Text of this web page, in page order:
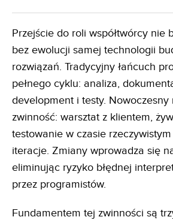
Przejście do roli współtwórcy nie
bez ewolucji samej technologii
rozwiązań. Tradycyjny łańcuch
pełnego cyklu: analiza,
development i testy. Nowoczesny
zwinność: warsztat z klientem,
testowanie w czasie
iteracje. Zmiany wprowadza się
eliminując ryzyko błędnej
przez programistów.
Fundamentem tej zwinności są